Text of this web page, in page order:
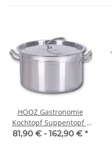
HOOZ Gastronomie
Kochtopf Suppentopf -
30 bis 100 Liter
81,90 € - 162,90 € *